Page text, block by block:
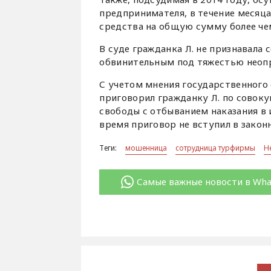
предпринимателя, в течение
средства на общую сумму более
В суде гражданка Л. не признавала
обвинительным под тяжестью
С учетом мнения
приговорил гражданку Л. по
свободы с отбыванием наказания
время приговор не вступил в
Теги: мошенница сотрудница турфирмы
Самые важные новости в